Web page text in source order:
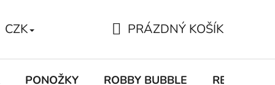
CZK
KOŠÍK
PRÁZDNÝ KOŠÍK
PONOŽKY ROBBY BUBBLE RECEPTY